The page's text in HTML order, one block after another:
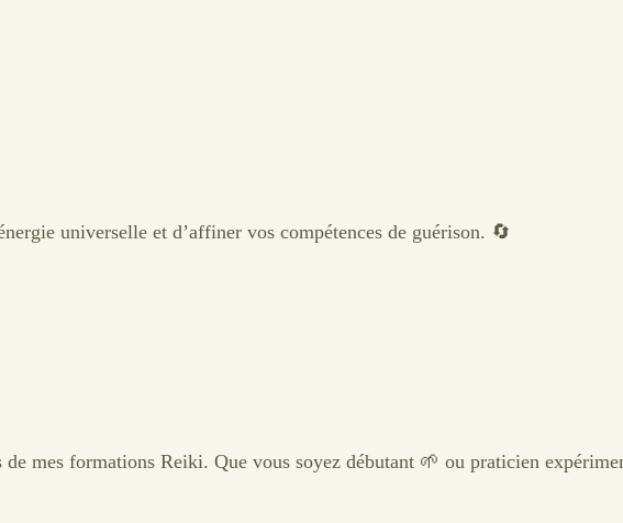
universelle et d’affiner vos compétences de guérison. 🔄
mes formations Reiki. Que vous soyez débutant 🌱 ou praticien